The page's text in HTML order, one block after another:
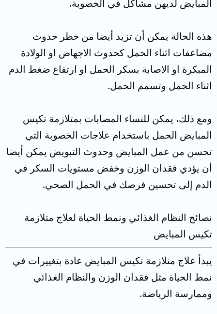
المبايض لديهن مشاكل في الخصوبة.
هذه الحالة يمكن أن تزيد أيضا من خطر حدوث
مضاعفات اثناء الحمل كحدوث الاجهاض او الولادة
المبكرة او الاصابة بسكر الحمل او ارتفاع ضغط الدم
اثناء الحمل وتسمم الحمل.
ومع ذلك، يمكن للنساء المصابات بمتلازمة تكيس
المبايض الحمل باستخدام علاجات الخصوبة التي
تحسن من عمل المبايض وحدوث التبويض يمكن أيضا
أن يؤدي فقدان الوزن وخفض مستويات السكر في
الدم إلى تحسين فرصك في الحمل الصحي.
نصائح النظام الغذائي ونمط الحياة لعلاج متلازمة
تكيس المبايض
يبدأ علاج متلازمة تكيس المبايض عادة بتغييرات في
نمط الحياة مثل فقدان الوزن والنظام الغذائي
وممارسة الرياضة.